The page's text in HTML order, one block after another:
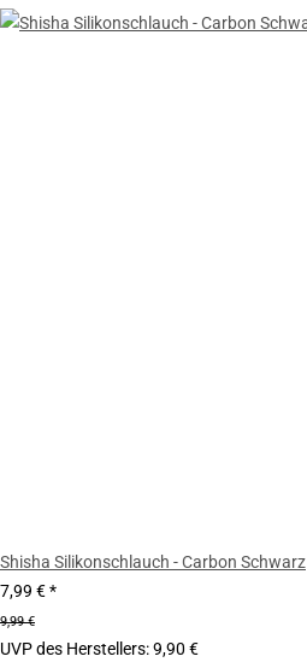
Shisha Silikonschlauch - Carbon Schwarz
7,99 €*
9,99 €
UVP des Herstellers:9,90 €